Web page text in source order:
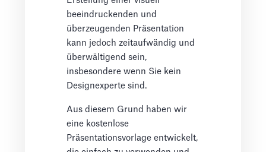
beeindruckenden und
überzeugenden Präsentation
kann jedoch zeitaufwändig und
überwältigend sein,
insbesondere wenn Sie kein
Designexperte sind.
Aus diesem Grund haben wir
eine kostenlose
Präsentationsvorlage entwickelt,